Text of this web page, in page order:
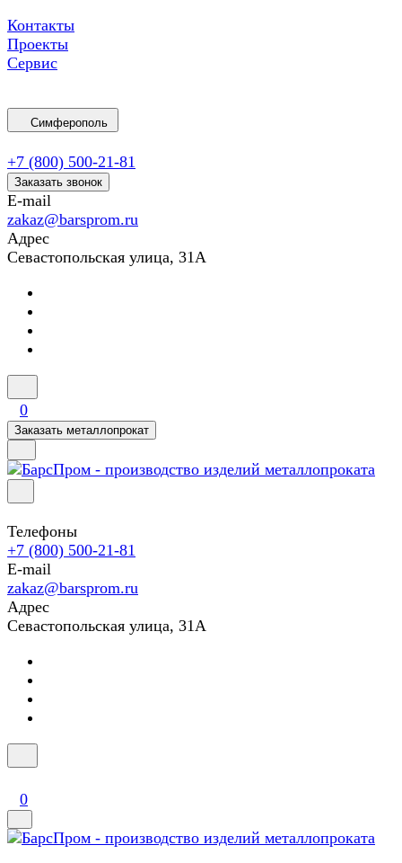
Контакты
Проекты
Сервис
Симферополь
+7 (800) 500-21-81
Заказать звонок
E-mail
zakaz@barsprom.ru
Адрес
Севастопольская улица, 31А
0
Заказать металлопрокат
Телефоны
+7 (800) 500-21-81
E-mail
zakaz@barsprom.ru
Адрес
Севастопольская улица, 31А
0